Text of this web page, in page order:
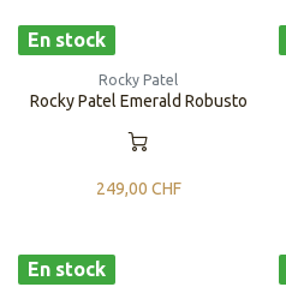
En stock
Rocky Patel
Rocky Patel Emerald Robusto
249,00 CHF
En stock